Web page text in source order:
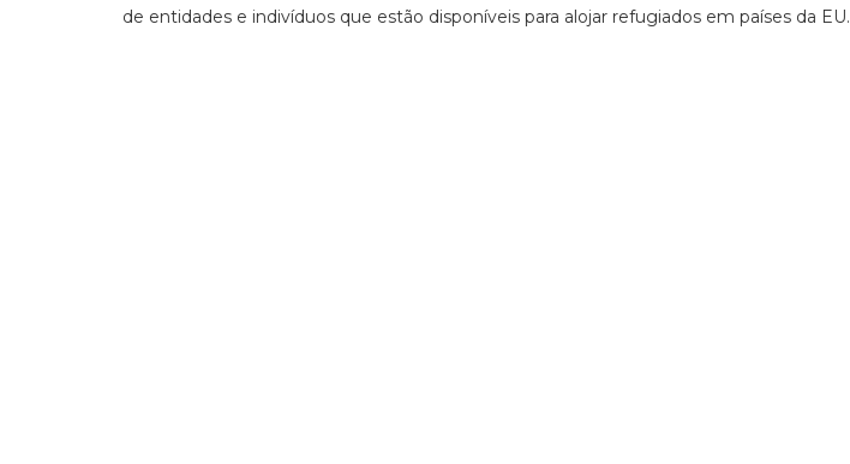
de entidades e indivíduos que estão disponíveis para alojar refugiados em países da EU.